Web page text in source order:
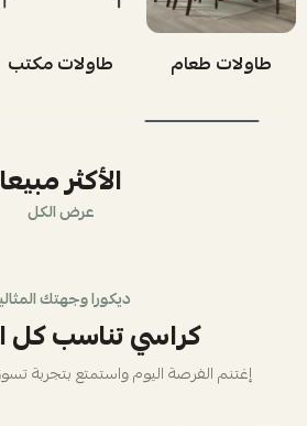
طاولات طعام طاولات مكتب
الأكثر مبيعا
عرض الكل
ديكورا وجهتك
كراسي تناسب كل
إغتنم الفرصة اليوم واستمتع بتجربة